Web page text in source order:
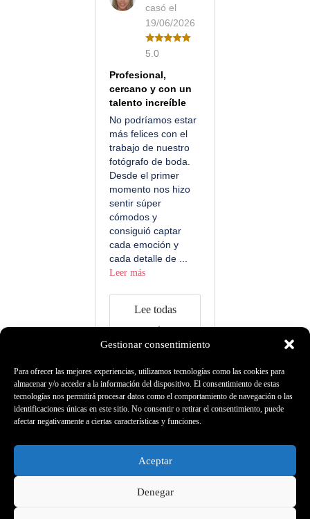
Gestionar consentimiento
Para ofrecer las mejores experiencias, utilizamos tecnologías como las cookies para
almacenar y/o acceder a la información del dispositivo. El consentimiento de estas
tecnologías nos permitirá procesar datos como el comportamiento de navegación o las
identificaciones únicas en este sitio. No consentir o retirar el consentimiento, puede
afectar negativamente a ciertas características y funciones.
Aceptar
Denegar
casó el
19/06/2026
5.0
Profesional,
cercano y con un
talento increíble
No podríamos estar
más felices con el
trabajo de nuestro
fotógrafo de boda.
Desde el primer
momento nos hizo
sentir súper
cómodos y
consiguió captar
cada emoción y
cada detalle de ...
Leer más
Lee todas
nuestras
opiniones